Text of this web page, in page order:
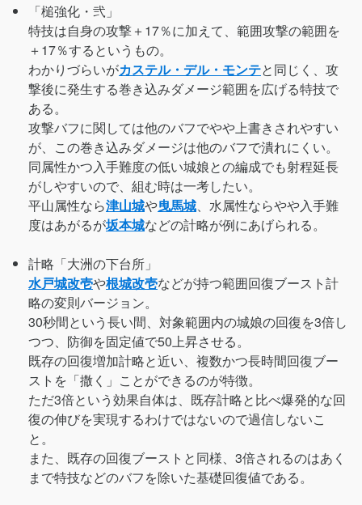
「槌強化・弐」
特技は自身の攻撃＋17％に加えて、範囲攻撃の範囲を
＋17％するというもの。
わかりづらいがカステル・デル・モンテと同じく、攻
撃後に発生する巻き込みダメージ範囲を広げる特技で
ある。
攻撃バフに関しては他のバフでやや上書きされやすい
が、この巻き込みダメージは他のバフで潰れにくい。
同属性かつ入手難度の低い城娘との編成でも射程延長
がしやすいので、組む時は一考したい。
平山属性なら津山城や曳馬城 、水属性ならやや入手難
度はあがるが坂本城などの計略が例にあげられる。
計略「大洲の下台所」
水戸城改壱や根城改壱などが持つ範囲回復ブースト計
略の変則バージョン。
30秒間という長い間、対象範囲内の城娘の回復を3倍し
つつ、防御を固定値で50上昇させる。
既存の回復増加計略と近い、複数かつ長時間回復ブー
ストを「撒く」ことができるのが特徴。
ただ3倍という効果自体は、既存計略と比べ爆発的な回
復の伸びを実現するわけではないので過信しないこ
と。
また、既存の回復ブーストと同様、3倍されるのはあく
まで特技などのバフを除いた基礎回復値である。